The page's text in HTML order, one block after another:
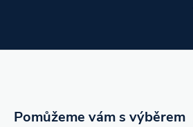
Pomůžeme vám s výběrem